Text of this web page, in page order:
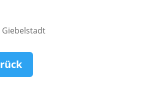
Giebelstadt